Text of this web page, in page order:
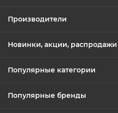
Производители
Новинки, акции, распродажи
Популярные категории
Популярные бренды